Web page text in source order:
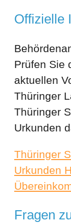
Offizielle
Prüfen Sie
aktuellen
Thüringer
Thüringer
Urkunden
Thüringer
Urkunden
Fragen